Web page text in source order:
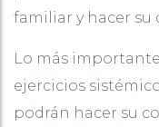
familiar y hacer su
Lo más
ejercicios
podrán hacer su